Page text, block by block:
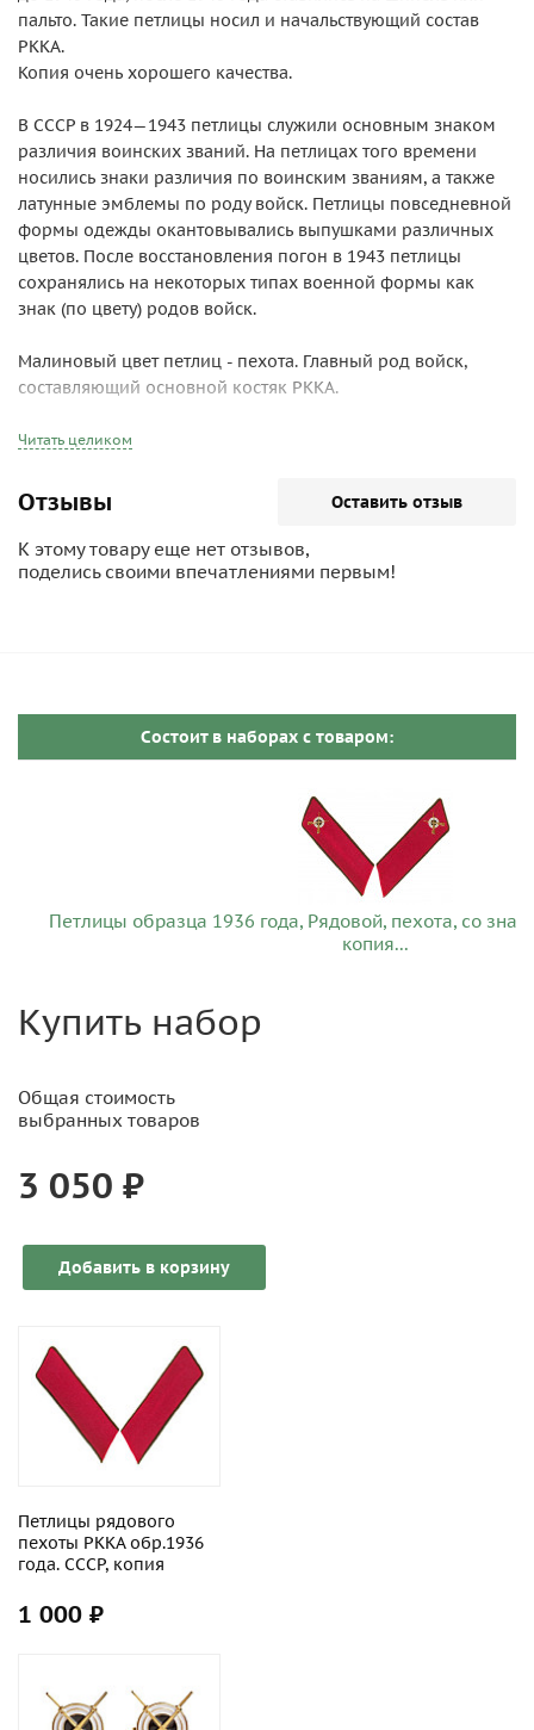
пальто. Такие петлицы носил и начальствующий состав
РККА.
Копия очень хорошего качества.
В СССР в 1924—1943 петлицы служили основным знаком
различия воинских званий. На петлицах того времени
носились знаки различия по воинским званиям, а также
латунные эмблемы по роду войск. Петлицы повседневной
формы одежды окантовывались выпушками различных
цветов. После восстановления погон в 1943 петлицы
сохранялись на некоторых типах военной формы как
знак (по цвету) родов войск.
Малиновый цвет петлиц - пехота. Главный род войск,
составляющий основной костяк РККА.
Читать целиком
Отзывы Оставить отзыв
К этому товару еще нет отзывов,
поделись своими впечатлениями первым!
Cостоит в наборах c товаром:
Петлицы образца 1936 года, Рядовой, пехота, со
копия...
Купить набор
Общая стоимость
выбранных товаров
3 050 ₽
Добавить в корзину
Петлицы рядового
пехоты РККА обр.1936
года. СССР, копия
1 000 ₽